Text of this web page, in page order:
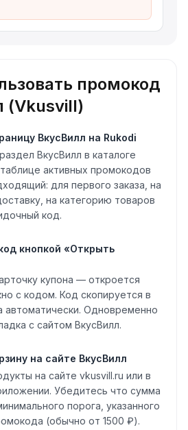
промокод
(Vkusvill)
ВкусВилл на Rukodi
ВкусВилл в каталоге
активных промокодов
для первого заказа, на
на категорию товаров
код.
кнопкой «Открыть
купона — откроется
с кодом. Код скопируется в
автоматически. Одновременно
с сайтом ВкусВилл.
на сайте ВкусВилл
на сайте vkusvill.ru или в
Убедитесь что сумма
порога, указанного
(обычно от 1500 ₽).